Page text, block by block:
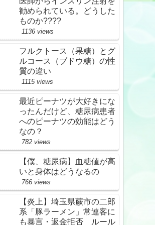
勧められている。どうした
ものか????
1136 views
フルクトース（果糖）とグ
ルコース（ブドウ糖）の性
質の違い
1115 views
最近ピーナツが大好きにな
ったんだけど、糖尿病患者
へのピーナツの効能はどう
なの？
782 views
【僕、糖尿病】血糖値が高
いと身体はどうなるの
766 views
【炎上】埼玉県蕨市の二郎
系「豚ラーメン」常連客に
も暴言・返金拒否 ルール